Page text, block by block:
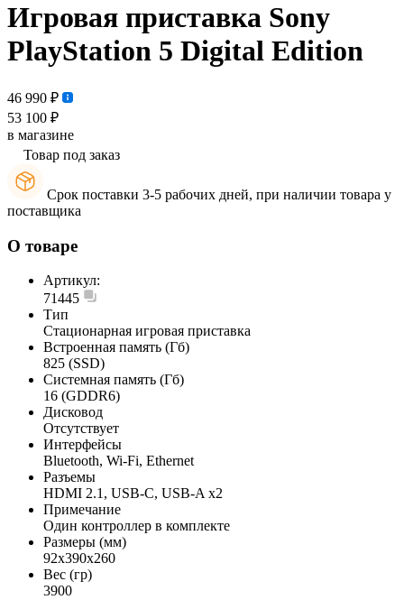
Игровая приставка Sony
PlayStation 5 Digital Edition
46 990 ₽
53 100 ₽
в магазине
Товар под заказ
Срок поставки 3-5 рабочих дней, при наличии товара у
поставщика
О товаре
Артикул:
71445
Тип
Стационарная игровая приставка
Встроенная память (Гб)
825 (SSD)
Системная память (Гб)
16 (GDDR6)
Дисковод
Отсутствует
Интерфейсы
Bluetooth, Wi-Fi, Ethernet
Разъемы
HDMI 2.1, USB-C, USB-A x2
Примечание
Один контроллер в комплекте
Размеры (мм)
92x390x260
Вес (гр)
3900